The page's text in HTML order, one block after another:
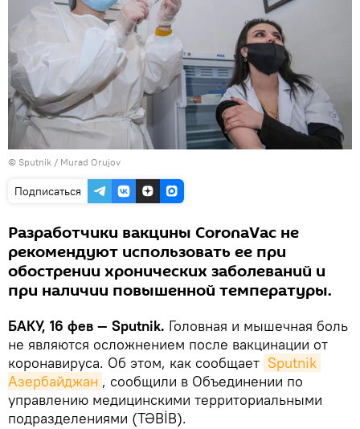
© Sputnik / Murad Orujov
Подписаться
Разработчики вакцины CoronaVac не
рекомендуют использовать ее при
обострении хронических заболеваний и
при наличии повышенной температуры.
БАКУ, 16 фев — Sputnik. Головная и мышечная боль
не являются осложнением после вакцинации от
коронавируса. Об этом, как сообщает Sputnik
Азербайджан , сообщили в Объединении по
управлению медицинскими территориальными
подразделениями (TƏBİB).